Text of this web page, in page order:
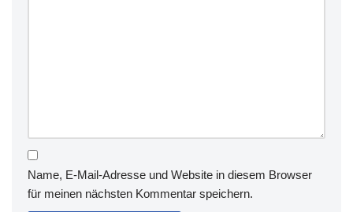
Name, E-Mail-Adresse und Website in diesem Browser
für meinen nächsten Kommentar speichern.